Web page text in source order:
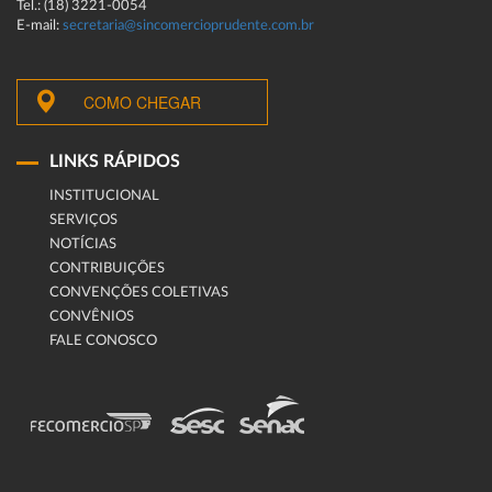
Tel.: (18) 3221-0054
E-mail: secretaria@sincomercioprudente.com.br
COMO CHEGAR
LINKS RÁPIDOS
INSTITUCIONAL
SERVIÇOS
NOTÍCIAS
CONTRIBUIÇÕES
CONVENÇÕES COLETIVAS
CONVÊNIOS
FALE CONOSCO